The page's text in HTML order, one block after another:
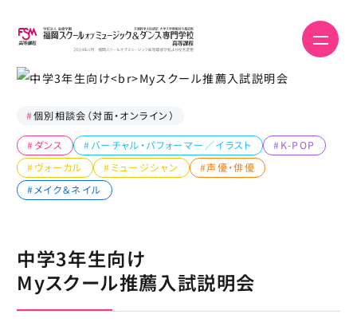
#個別相談会（対面・オンライン）
#ダンス #バーチャル・パフォーマー／イラスト
#K-POP
#ヴォーカル
#ミュージシャン
#声優・俳優
#メイク＆ネイル
中学3年生向け
Myスクール推薦入試説明会